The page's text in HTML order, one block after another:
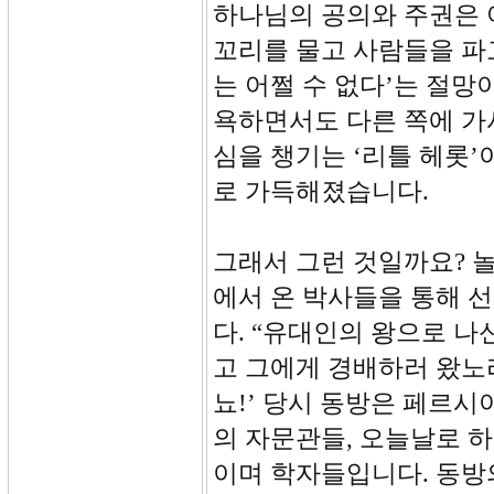
하나님의 공의와 주권은
꼬리를 물고 사람들을
는 어쩔 수 없다’는 절망
욕하면서도 다른 쪽에
심을 챙기는 ‘리틀 헤롯
로 가득해졌습니다.
그래서 그런 것일까요?
에서 온 박사들을 통해
다. “유대인의 왕으로 나
고 그에게 경배하러 왔
뇨!’ 당시 동방은 페르시
의 자문관들, 오늘날로
이며 학자들입니다. 동